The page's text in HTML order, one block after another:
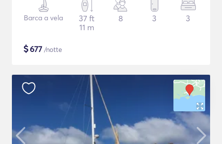
Barca a vela
37 ft
11 m
8 3 3
$677 /notte